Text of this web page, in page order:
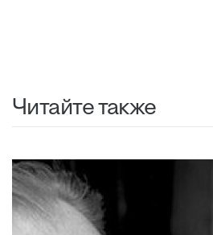
Читайте также